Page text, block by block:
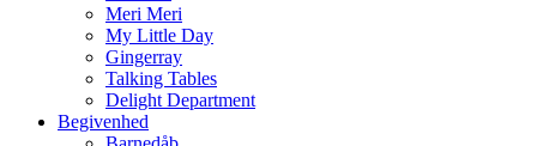
Meri Meri
My Little Day
Gingerray
Talking Tables
Delight Department
Begivenhed